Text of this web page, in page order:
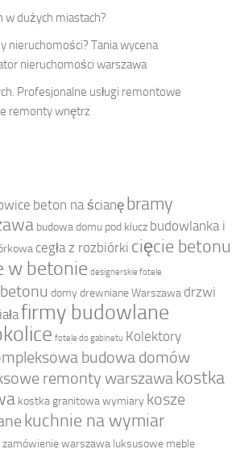
w dużych miastach?
nieruchomości? Tania wycena
nieruchomości warszawa
Profesjonalne usługi remontowe
remonty wnętrz
beton na ścianę bramy
budowa domu pod klucz budowlanka i
cegła z rozbiórki cięcie betonu
w betonie designerskie fotele
domy drewniane Warszawa drzwi
firmy budowlane
fotele do gabinetu Kolektory
budowa domów
remonty warszawakostka
kostka granitowa wymiary kosze
kuchnie na wymiar
zamówienie warszawa luksusowe meble